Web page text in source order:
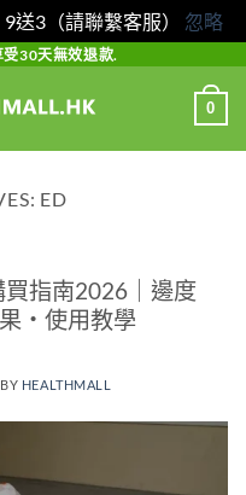
送3（請聯繫客服） 忽略
30天無效退款.
0
ED
指南2026｜邊度
・使用教學
BY HEALTHMALL